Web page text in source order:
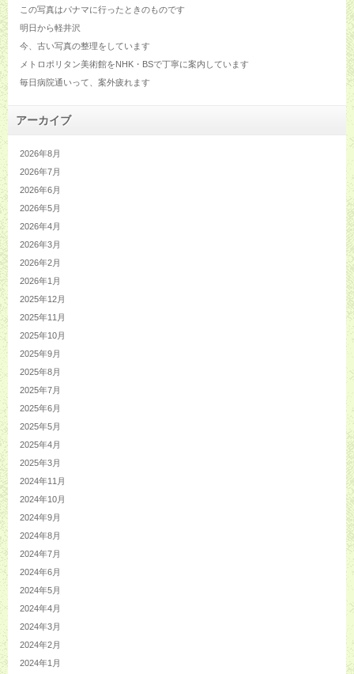
この写真はパナマに行ったときのものです
明日から軽井沢
今、古い写真の整理をしています
メトロポリタン美術館をNHK・BSで丁寧に案内しています
毎日病院通いって、案外疲れます
アーカイブ
2026年8月
2026年7月
2026年6月
2026年5月
2026年4月
2026年3月
2026年2月
2026年1月
2025年12月
2025年11月
2025年10月
2025年9月
2025年8月
2025年7月
2025年6月
2025年5月
2025年4月
2025年3月
2024年11月
2024年10月
2024年9月
2024年8月
2024年7月
2024年6月
2024年5月
2024年4月
2024年3月
2024年2月
2024年1月